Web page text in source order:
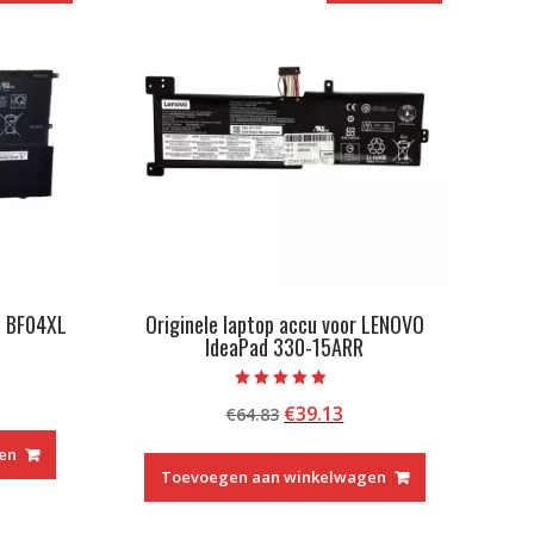
Originele laptop accu voor LENOVO
IdeaPad 330-15ARR
5.00
van 5
€64.83 Oorspronkelijke
was:
€64.83.
€39.13
€39.13.
Toevoegen aan winkelwagen